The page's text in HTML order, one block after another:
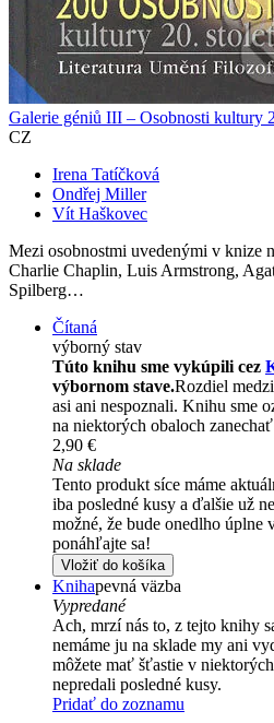
Galerie géniů III – Osobnosti kultury
CZ
Irena Tatíčková
Ondřej Miller
Vít Haškovec
Mezi osobnostmi uvedenými v knize
Charlie Chaplin, Luis Armstrong,
Spilberg…
Čítaná
výborný stav
Túto knihu sme vykúpili cez
výbornom stave.Rozdiel
asi ani nespoznali. Knihu sme
na niektorých obaloch
2,90 €
Na sklade
Tento produkt síce máme
iba posledné kusy a ďalšie už
možné, že bude onedlho úplne
ponáhľajte sa!
Vložiť do košíka
Knihapevná väzba
Vypredané
Ach, mrzí nás to, z tejto knihy
nemáme ju na sklade my ani
môžete mať šťastie v
nepredali posledné kusy.
Pridať do zoznamu